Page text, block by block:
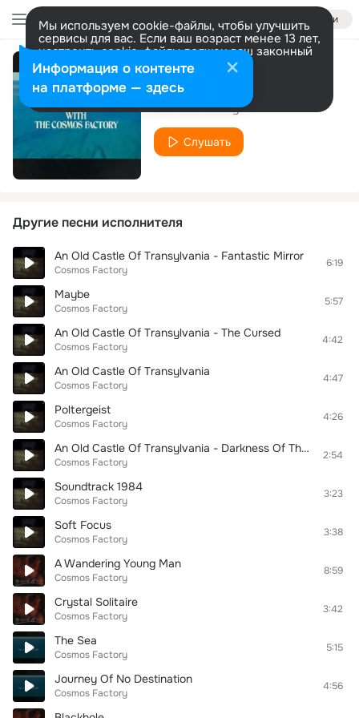
Войти
Мы используем cookie-файлы, чтобы улучшить
сервисы для вас. Если ваш возраст менее 13 лет,
настроить cookie-файлы должен ваш законный
представитель. Больше информации
Разрешить все Настроить
Hiver
Cosmos Factory
Слушать
Другие песни исполнителя
An Old Castle Of Transylvania - Fantastic Mirror
Cosmos Factory
6:19
Maybe
Cosmos Factory
5:57
An Old Castle Of Transylvania - The Cursed
Cosmos Factory
4:42
An Old Castle Of Transylvania
Cosmos Factory
4:47
Poltergeist
Cosmos Factory
4:26
An Old Castle Of Transylvania - Darkness Of The World
Cosmos Factory
2:54
Soundtrack 1984
Cosmos Factory
3:23
Soft Focus
Cosmos Factory
3:38
A Wandering Young Man
Cosmos Factory
8:59
Crystal Solitaire
Cosmos Factory
3:42
The Sea
Cosmos Factory
5:15
Journey Of No Destination
Cosmos Factory
4:56
Информация о контенте
на платформе — здесь